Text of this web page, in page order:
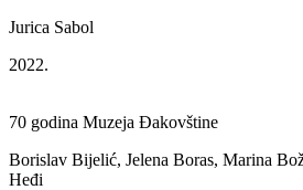
Jurica Sabol
2022.
70 godina Muzeja Đakovštine
Borislav Bijelić, Jelena Boras, Marina
Heđi